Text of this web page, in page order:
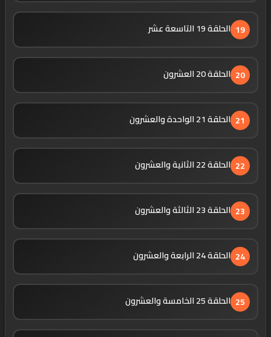
19 الحلقة 19 التاسعة عشر
20 الحلقة 20 العشرون
21 الحلقة 21 الواحدة والعشرون
22 الحلقة 22 الثانية والعشرون
23 الحلقة 23 الثالثة والعشرون
24 الحلقة 24 الرابعة والعشرون
25 الحلقة 25 الخامسة والعشرون